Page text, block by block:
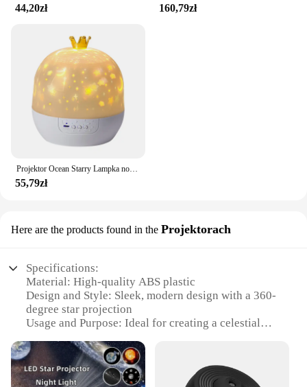
44,20zł 160,79zł
Projektor Ocean Starry Lampka nocna LED Konstelacja dzieci Galaktyczna projekcja Światło Obrót o 360 stopni Światło mgławicy
55,79zł
Here are the products found in the Projektorach
Specifications:
Material: High-quality ABS plastic
Design and Style: Sleek, modern design with a 360-
degree star projection
Usage and Purpose: Ideal for creating a celestial
Performance and Property: Energy-efficient LED
bulbs for long-lasting, vibrant projections
Parts and Accessories: Comes with a user-friendly